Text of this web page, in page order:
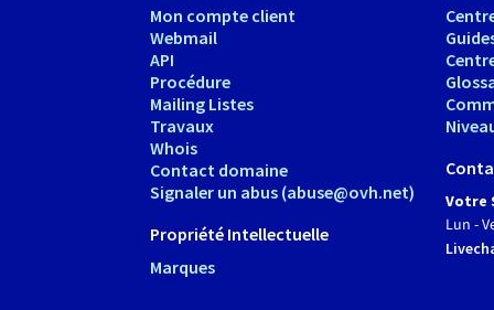
Mon compte client
Webmail
API
Procédure
Mailing Listes
Travaux
Whois
Contact domaine
Signaler un abus (abuse@ovh.net)
Propriété Intellectuelle
Marques
Votre
Lun -